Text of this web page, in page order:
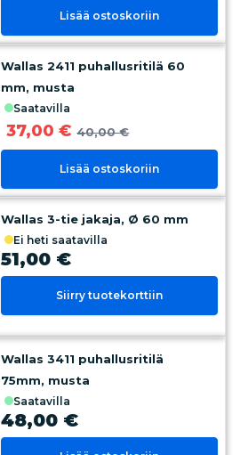
Lisää ostoskoriin
Wallas 2411 puhallusritilä 60
mm, musta
saatavilla
37,00 € 40,00 €
Lisää ostoskoriin
Wallas 3-tie jakaja, Ø 60 mm
ei heti saatavilla
51,00 €
Siirry tuotekorttiin
Wallas 3411 puhallusritilä
75mm, musta
saatavilla
48,00 €